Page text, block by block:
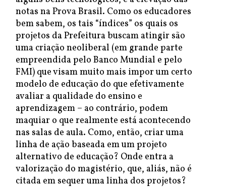
notas na Prova Brasil. Como os educadores
bem sabem, os tais “índices” os quais os
projetos da Prefeitura buscam atingir são
uma criação neoliberal (em grande parte
empreendida pelo Banco Mundial e pelo
FMI) que visam muito mais impor um certo
modelo de educação do que efetivamente
avaliar a qualidade do ensino e
aprendizagem – ao contrário, podem
maquiar o que realmente está acontecendo
nas salas de aula. Como, então, criar uma
linha de ação baseada em um projeto
alternativo de educação? Onde entra a
valorização do magistério, que, aliás, não é
citada em sequer uma linha dos projetos?